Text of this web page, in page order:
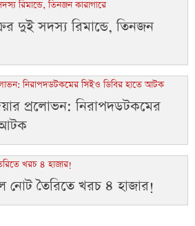
দুই সদস্য রিমান্ডে, তিনজন
প্রলোভন: নিরাপদডটকমের
আটক
নোট তৈরিতে খরচ ৪ হাজার!